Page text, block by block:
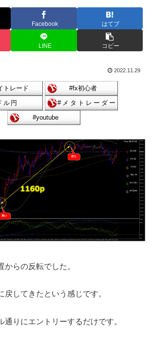
Facebook はてブ
LINE コピー
2022.11.29
からの反転でした。
戻してきたという感じです。
通りにエントリーするだけです。